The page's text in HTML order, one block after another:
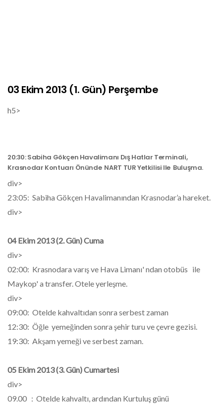
03 Ekim 2013 (1. Gün) Perşembe
h5>
20:30: Sabiha Gökçen Havalimanı Dış Hatlar Terminali,
Krasnodar Kontuarı Önünde NART TUR Yetkilisi Ile Buluşma.
div>
23:05: Sabiha Gökçen Havalimanından Krasnodar’a hareket.
div>
04 Ekim 2013 (2. Gün) Cuma
div>
02:00: Krasnodara varış ve Hava Limanı' ndan otobüs ile
Maykop' a transfer. Otele yerleşme.
div>
09:00: Otelde kahvaltıdan sonra serbest zaman
12:30: Öğle yemeğinden sonra şehir turu ve çevre gezisi.
19:30: Akşam yemeği ve serbest zaman.
05 Ekim 2013 (3. Gün) Cumartesi
div>
09.00 : Otelde kahvaltı, ardından Kurtuluş günü